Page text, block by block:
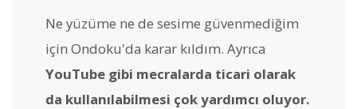
Ne yüzüme ne de sesime güvenmediğim
için Ondoku'da karar kıldım. Ayrıca
YouTube gibi mecralarda ticari olarak
da kullanılabilmesi çok yardımcı oluyor.